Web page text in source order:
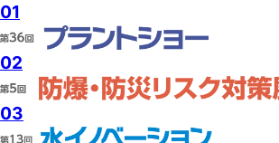
01
02
03